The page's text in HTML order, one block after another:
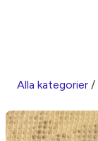
Alla kategorier /